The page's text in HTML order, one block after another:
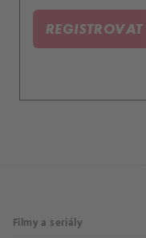
REGISTROVAT
Filmy a seriály